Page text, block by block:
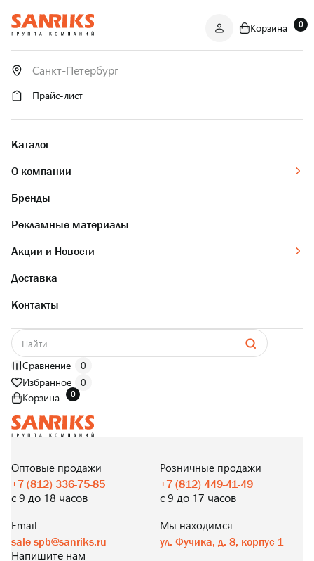
ОПТОМ
И В РОЗНИЦУ
Корзина 0
Прайс-лист
Каталог
О компании
Бренды
Рекламные материалы
Акции и Новости
Доставка
Контакты
Сравнение
0
Избранное
0
Корзина
0
И В РОЗНИЦУ
Оптовые продажи
+7 (812) 336-75-85
с 9 до 18 часов
Розничные продажи
+7 (812) 449-41-49
с 9 до 17 часов
Email
sale-spb@sanriks.ru
Напишите нам
Мы находимся
ул. Фучика, д. 8, корпус 1